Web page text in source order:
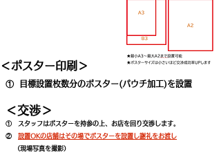
＜ポスター印刷＞
① 目標設置枚数分のポスター(パウチ加工)を設置
＜交渉＞
① スタッフはポスターを持参の上、お店を回り交渉します。
② 設置OKの店舗はその場でポスターを設置し謝礼をお渡し
（現場写真を撮影）